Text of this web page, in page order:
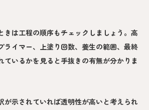
きは工程の順序もチェックしましょう。高
ライマー、上塗り回数、養生の範囲、最終
ているかを見ると手抜きの有無が分かりま
が示されていれば透明性が高いと考えられ